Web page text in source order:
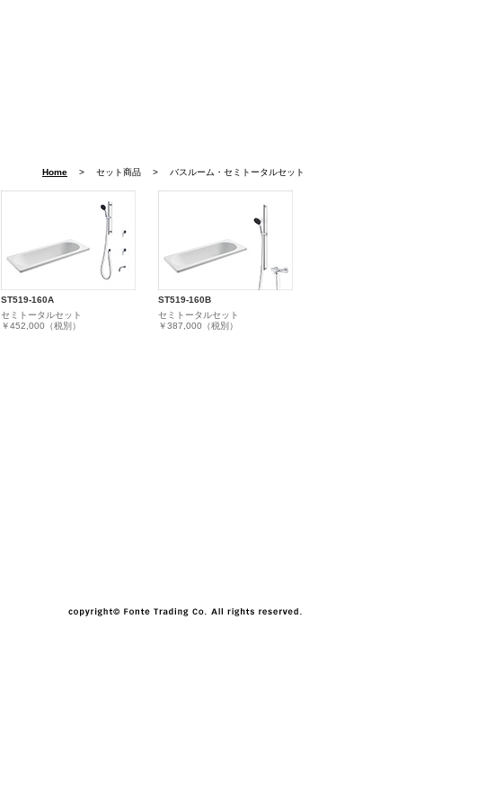
Home > セット商品 > バスルーム・セミトータルセット
ST519-160A
セミトータルセット
￥452,000（税別）
ST519-160B
セミトータルセット
￥387,000（税別）